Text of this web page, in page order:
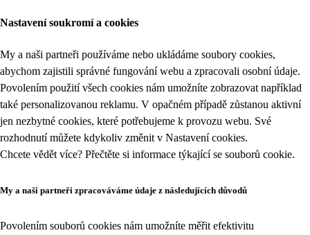
Nastavení soukromí a cookies
My a naši partneři používáme nebo ukládáme soubory cookies,
abychom zajistili správné fungování webu a zpracovali osobní údaje.
Povolením použití všech cookies nám umožníte zobrazovat například
také personalizovanou reklamu. V opačném případě zůstanou aktivní
jen nezbytné cookies, které potřebujeme k provozu webu. Své
rozhodnutí můžete kdykoliv změnit v Nastavení cookies.
Chcete vědět více? Přečtěte si informace týkající se souborů cookie.
My a naši partneři zpracováváme údaje z následujících důvodů
Povolením souborů cookies nám umožníte měřit efektivitu